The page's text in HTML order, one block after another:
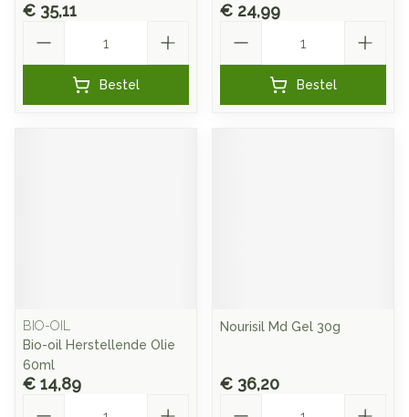
€ 35,11
Bestel
€ 24,99
Bestel
BIO-OIL
Bio-oil Herstellende Olie
60ml
€ 14,89
Nourisil Md Gel 30g
€ 36,20